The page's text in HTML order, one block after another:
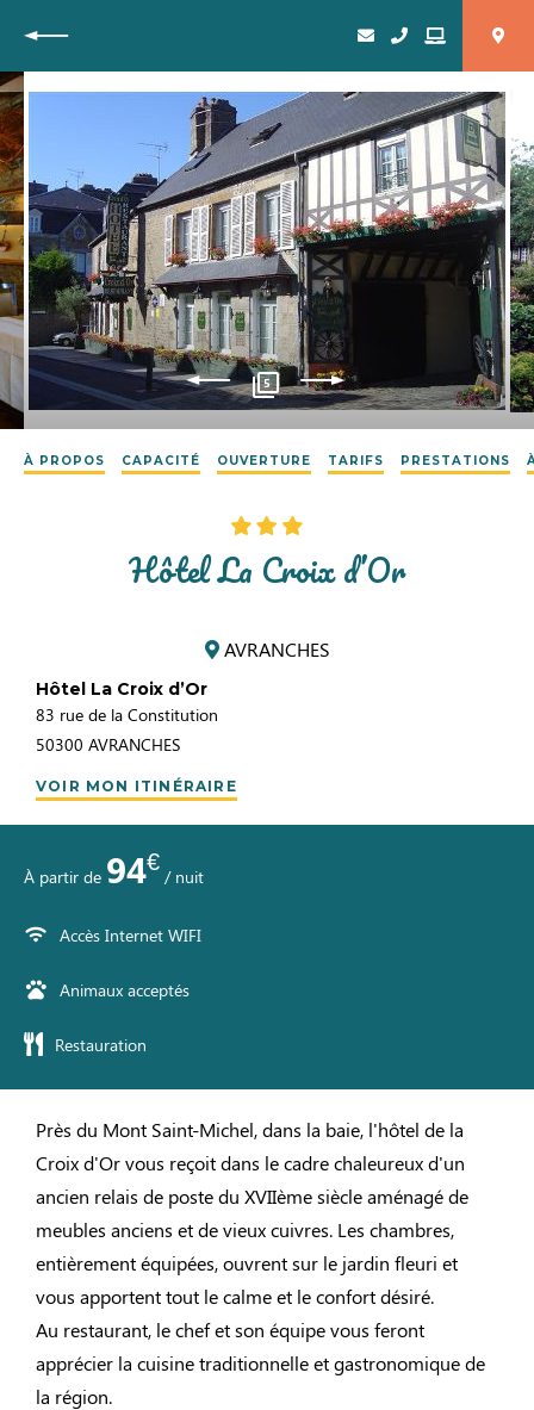
Retour
5
À PROPOS CAPACITÉ OUVERTURE TARIFS PRESTATIONS
Hôtel La Croix d’Or
AVRANCHES
Hôtel La Croix d’Or
83 rue de la Constitution
50300 AVRANCHES
VOIR MON ITINÉRAIRE
À partir de 94€
/ nuit
Accès Internet WIFI
Animaux acceptés
Restauration
Près du Mont Saint-Michel, dans la baie, l'hôtel de la
Croix d'Or vous reçoit dans le cadre chaleureux d'un
ancien relais de poste du XVIIème siècle aménagé de
meubles anciens et de vieux cuivres. Les chambres,
entièrement équipées, ouvrent sur le jardin fleuri et
vous apportent tout le calme et le confort désiré.
Au restaurant, le chef et son équipe vous feront
apprécier la cuisine traditionnelle et gastronomique de
la région.